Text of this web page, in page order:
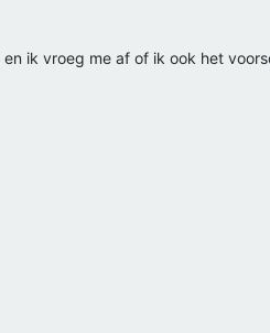
ik vroeg me af of ik ook het